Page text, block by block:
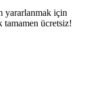
yararlanmak için
tamamen ücretsiz!